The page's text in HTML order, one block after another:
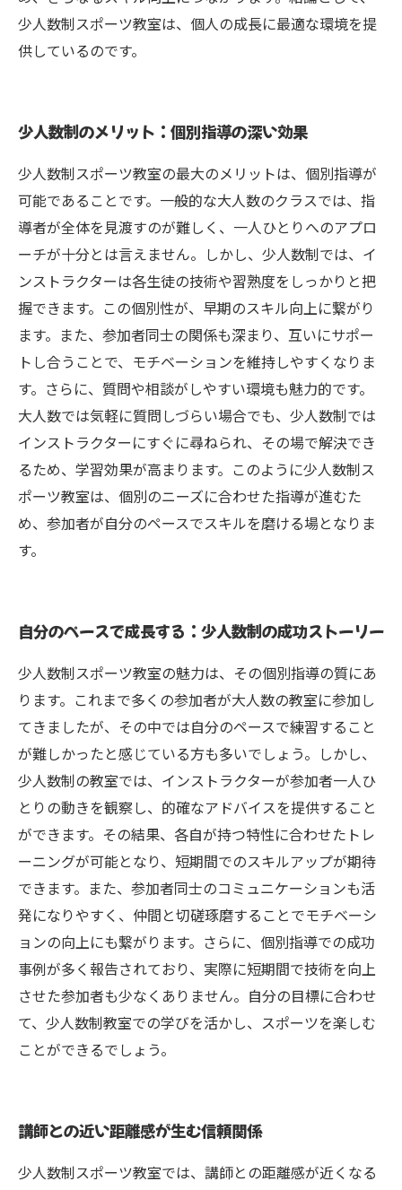
少人数制スポーツ教室は、個人の成長に最適な環境を提
供しているのです。
少人数制のメリット：個別指導の深い効果
少人数制スポーツ教室の最大のメリットは、個別指導が
可能であることです。一般的な大人数のクラスでは、指
導者が全体を見渡すのが難しく、一人ひとりへのアプロ
ーチが十分とは言えません。しかし、少人数制では、イ
ンストラクターは各生徒の技術や習熟度をしっかりと把
握できます。この個別性が、早期のスキル向上に繋がり
ます。また、参加者同士の関係も深まり、互いにサポー
トし合うことで、モチベーションを維持しやすくなりま
す。さらに、質問や相談がしやすい環境も魅力的です。
大人数では気軽に質問しづらい場合でも、少人数制では
インストラクターにすぐに尋ねられ、その場で解決でき
るため、学習効果が高まります。このように少人数制ス
ポーツ教室は、個別のニーズに合わせた指導が進むた
め、参加者が自分のペースでスキルを磨ける場となりま
す。
自分のペースで成長する：少人数制の成功ストーリー
少人数制スポーツ教室の魅力は、その個別指導の質にあ
ります。これまで多くの参加者が大人数の教室に参加し
てきましたが、その中では自分のペースで練習すること
が難しかったと感じている方も多いでしょう。しかし、
少人数制の教室では、インストラクターが参加者一人ひ
とりの動きを観察し、的確なアドバイスを提供すること
ができます。その結果、各自が持つ特性に合わせたトレ
ーニングが可能となり、短期間でのスキルアップが期待
できます。また、参加者同士のコミュニケーションも活
発になりやすく、仲間と切磋琢磨することでモチベーシ
ョンの向上にも繋がります。さらに、個別指導での成功
事例が多く報告されており、実際に短期間で技術を向上
させた参加者も少なくありません。自分の目標に合わせ
て、少人数制教室での学びを活かし、スポーツを楽しむ
ことができるでしょう。
講師との近い距離感が生む信頼関係
少人数制スポーツ教室では、講師との距離感が近くなる